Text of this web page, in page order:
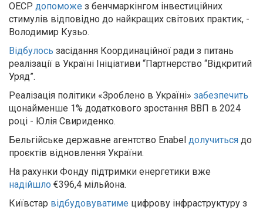
ОЕСР допоможе з бенчмаркінгом інвестиційних
стимулів відповідно до найкращих світових практик, -
Володимир Кузьо.
Відбулось засідання Координаційної ради з питань
реалізації в Україні Ініціативи “Партнерство “Відкритий
Уряд”.
Реалізація політики «Зроблено в Україні» забезпечить
щонайменше 1% додаткового зростання ВВП в 2024
році - Юлія Свириденко.
Бельгійське державне агентство Enabel долучиться до
проєктів відновлення України.
На рахунки Фонду підтримки енергетики вже
надійшло €396,4 мільйона.
Київстар відбудовуватиме цифрову інфраструктуру з